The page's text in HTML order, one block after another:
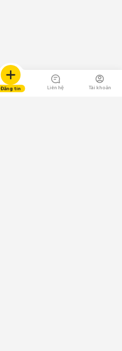
Đăng tin Liên hệ Tài khoản